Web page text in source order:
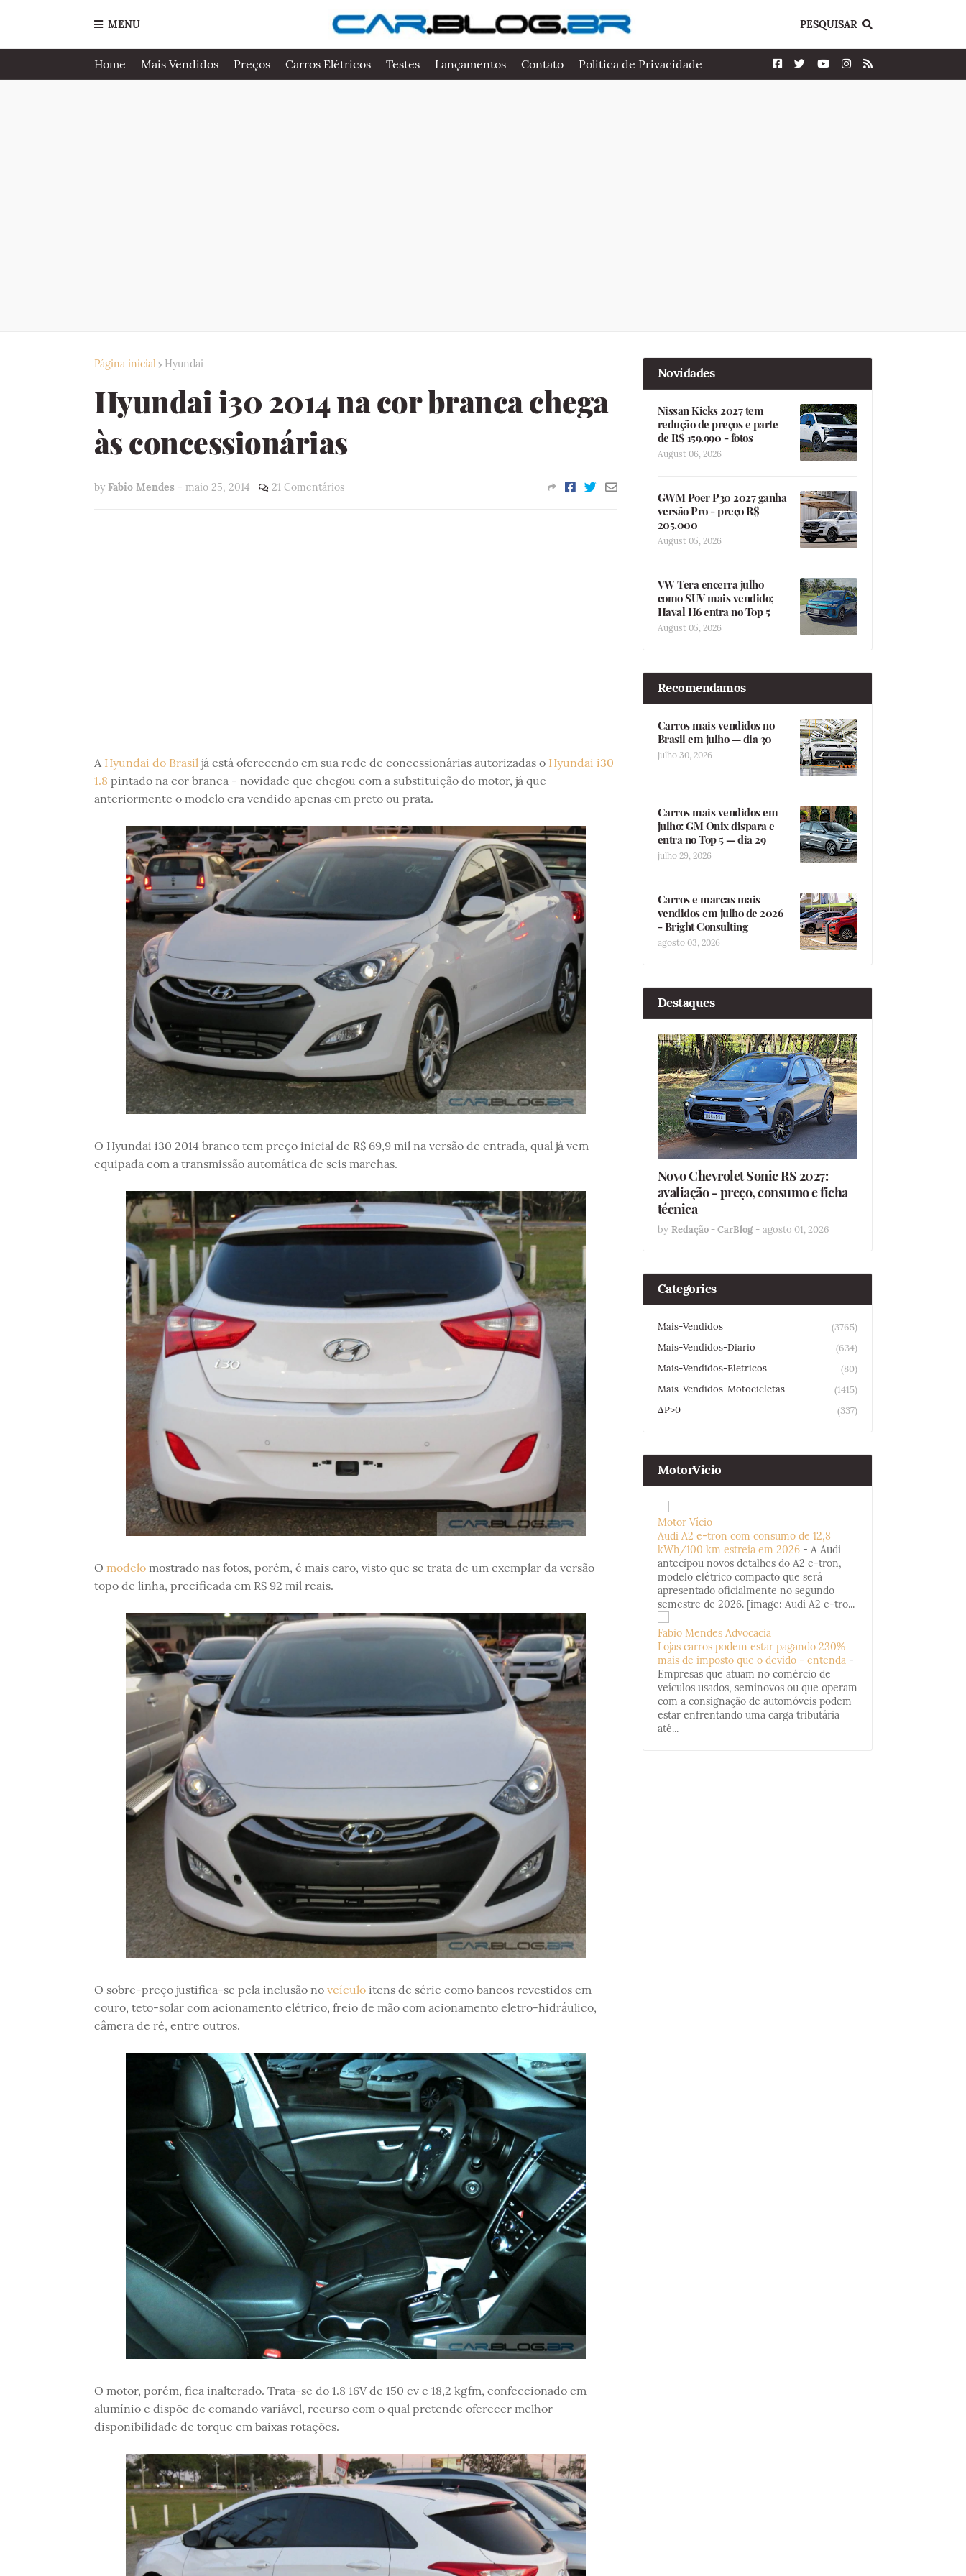
MENU PESQUISAR
Home Mais Vendidos Preços Carros Elétricos Testes Lançamentos Contato Politica de Privacidade
Página inicial Hyundai
Hyundai i30 2014 na cor branca chega
às concessionárias
by Fabio Mendes - maio 25, 2014 21 Comentários
A Hyundai do Brasiljá está oferecendo em sua rede de concessionárias autorizadas o Hyundai i30
1.8 pintado na cor branca - novidade que chegou com a substituição do motor, já que
anteriormente o modelo era vendido apenas em preto ou prata.
O Hyundai i30 2014 branco tem preço inicial de R$ 69,9 mil na versão de entrada, qual já vem
equipada com a transmissão automática de seis marchas.
O modelomostrado nas fotos, porém, é mais caro, visto que se trata de um exemplar da versão
topo de linha, precificada em R$ 92 mil reais.
O sobre-preço justifica-se pela inclusão no veículoitens de série como bancos revestidos em
couro, teto-solar com acionamento elétrico, freio de mão com acionamento eletro-hidráulico,
câmera de ré, entre outros.
O motor, porém, fica inalterado. Trata-se do 1.8 16V de 150 cv e 18,2 kgfm, confeccionado em
alumínio e dispõe de comando variável, recurso com o qual pretende oferecer melhor
disponibilidade de torque em baixas rotações.
Novidades
Nissan Kicks 2027 tem
redução de preços e parte
de R$ 159.990 - fotos
August 06, 2026
GWM Poer P30 2027 ganha
versão Pro - preço R$
205.000
August 05, 2026
VW Tera encerra julho
como SUV mais vendido;
Haval H6 entra no Top 5
August 05, 2026
Recomendamos
Carros mais vendidos no
Brasil em julho — dia 30
julho 30, 2026
Carros mais vendidos em
julho: GM Onix dispara e
entra no Top 5 — dia 29
julho 29, 2026
Carros e marcas mais
vendidos em julho de 2026
- Bright Consulting
agosto 03, 2026
Destaques
Novo Chevrolet Sonic RS 2027:
avaliação - preço, consumo e ficha
técnica
by Redação - CarBlog - agosto 01, 2026
Categories
Mais-Vendidos
(3765)
Mais-Vendidos-Diario
(634)
Mais-Vendidos-Eletricos
(80)
Mais-Vendidos-Motocicletas
(1415)
ΔP>0
(337)
MotorVicio
Motor Vício
Audi A2 e-tron com consumo de 12,8
kWh/100 km estreia em 2026 - A Audi
antecipou novos detalhes do A2 e-tron,
modelo elétrico compacto que será
apresentado oficialmente no segundo
semestre de 2026. [image: Audi A2 e-tro...
Fabio Mendes Advocacia
Lojas carros podem estar pagando 230%
mais de imposto que o devido - entenda -
Empresas que atuam no comércio de
veículos usados, seminovos ou que operam
com a consignação de automóveis podem
estar enfrentando uma carga tributária
até...